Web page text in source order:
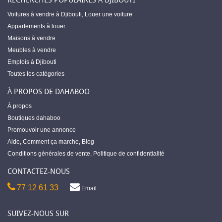
Voitures à vendre à Djibouti, Louer une voiture
Appartements à louer
Maisons à vendre
Meubles à vendre
Emplois à Djibouti
Toutes les catégories
À PROPOS DE DAHABOO
À propos
Boutiques dahaboo
Promouvoir une annonce
Aide, Comment ça marche, Blog
Conditions générales de vente, Politique de confidentialité
CONTACTEZ-NOUS
77 12 61 33 Email
SUIVEZ-NOUS SUR